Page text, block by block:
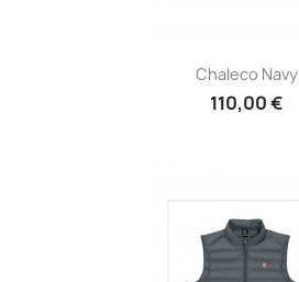
Chaleco Navy
110,00 €